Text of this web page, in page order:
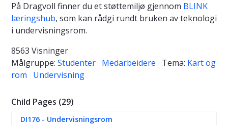
På Dragvoll finner du et støttemiljø gjennom BLINK
læringshub, som kan rådgi rundt bruken av teknologi
i undervisningsrom.
8563 Visninger
Målgruppe: Studenter Medarbeidere Tema: Kart og
rom
Undervisning
Child Pages (29)
DI176 - Undervisningsrom